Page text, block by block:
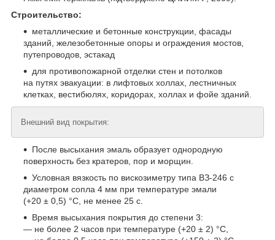
Строительство:
металлические и бетонные конструкции, фасады
зданий, железобетонные опоры и ограждения мостов,
путепроводов, эстакад
для противопожарной отделки стен и потолков
на путях эвакуации: в лифтовых холлах, лестничных
клетках, вестибюлях, коридорах, холлах и фойе зданий.
Внешний вид покрытия:
После высыхания эмаль образует однородную
поверхность без кратеров, пор и морщин.
Условная вязкость по вискозиметру типа ВЗ-246 с
диаметром сопла 4 мм при температуре эмали
(+20 ± 0,5) °С, не менее 25 с.
Время высыхания покрытия до степени 3:
— не более 2 часов при температуре (+20 ± 2) °С,